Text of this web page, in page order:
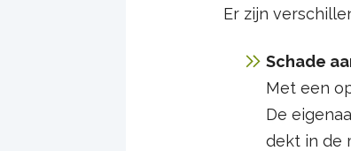
Er zijn
Schade
Met een
De
dekt in de